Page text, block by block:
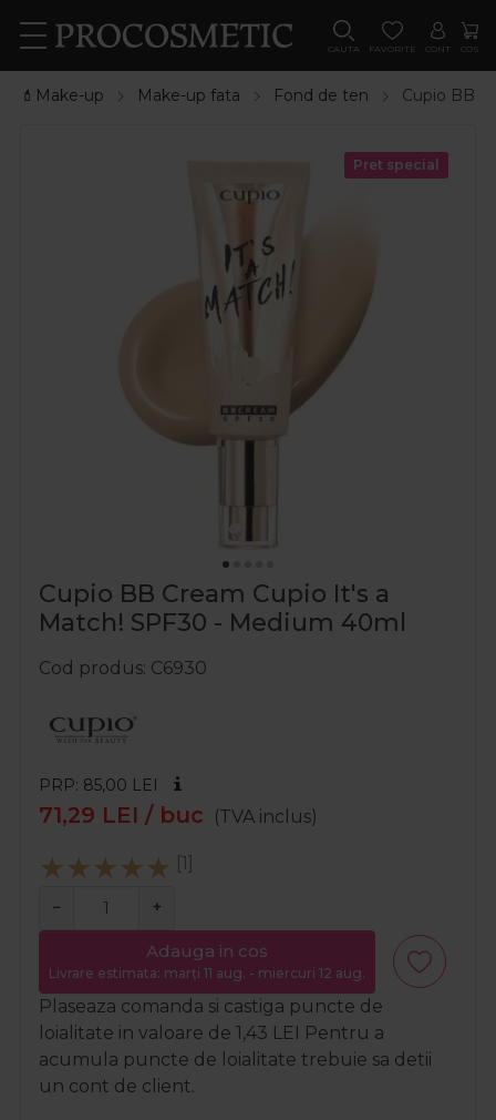
CAUTA FAVORITE CONT COS
💄Make-up Make-up fata Fond de ten Cupio BB
Pret special
Cupio BB Cream Cupio It's a
Match! SPF30 - Medium 40ml
Cod produs C6930
PRP: 85,00 LEI
71,29 LEI / buc (TVA inclus)
[1]
− +
Adauga in cos
Livrare estimata: marți 11 aug. - miercuri 12 aug.
Plaseaza comanda si castiga puncte de
loialitate in valoare de 1,43 LEI Pentru a
acumula puncte de loialitate trebuie sa detii
un cont de client.